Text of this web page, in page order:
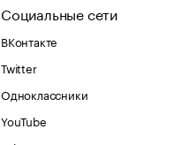
Социальные сети
ВКонтакте
Twitter
Одноклассники
YouTube